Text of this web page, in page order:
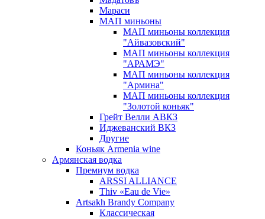
Мараси
МАП миньоны
МАП миньоны коллекция
"Айвазовский"
МАП миньоны коллекция
"АРАМЭ"
МАП миньоны коллекция
"Армина"
МАП миньоны коллекция
"Золотой коньяк"
Грейт Велли АВКЗ
Иджеванский ВКЗ
Другие
Коньяк Armenia wine
Армянская водка
Премиум водка
ARSSI ALLIANCE
Thiv «Eau de Vie»
Artsakh Brandy Company
Классическая